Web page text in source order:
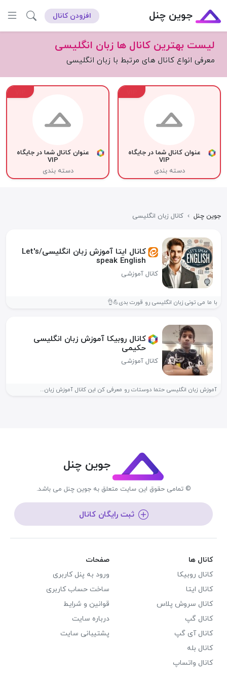
جوین چنل افزودن کانال
لیست بهترین کانال ها زبان انگلیسی
معرفی انواع کانال های مرتبط با زبان انگلیسی
عنوان کانال شما در جایگاه
VIP
دسته بندی
عنوان کانال شما در جایگاه
VIP
دسته بندی
جوین چنل › کانال زبان انگلیسی
کانال ایتا آموزش زبان انگلیسی/Let's
speak English
کانال آموزشی
با ما می تونی زبان انگلیسی رو قورت بدی💪👌
کانال روبیکا آموزش زبان انگلیسی
حکیمی
کانال آموزشی
آموزش زبان انگلیسی حتما دوستات رو معرفی کن این کانال آموزش زبان...
جوین چنل
© تمامی حقوق این سایت متعلق به جوین چنل می باشد.
ثبت رایگان کانال
کانال ها
کانال روبیکا
کانال ایتا
کانال سروش پلاس
کانال گپ
کانال آی گپ
کانال بله
کانال واتساپ
صفحات
ورود به پنل کاربری
ساخت حساب کاربری
قوانین و شرایط
درباره سایت
پشتیبانی سایت